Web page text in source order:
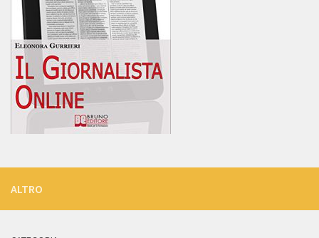
ALTRO